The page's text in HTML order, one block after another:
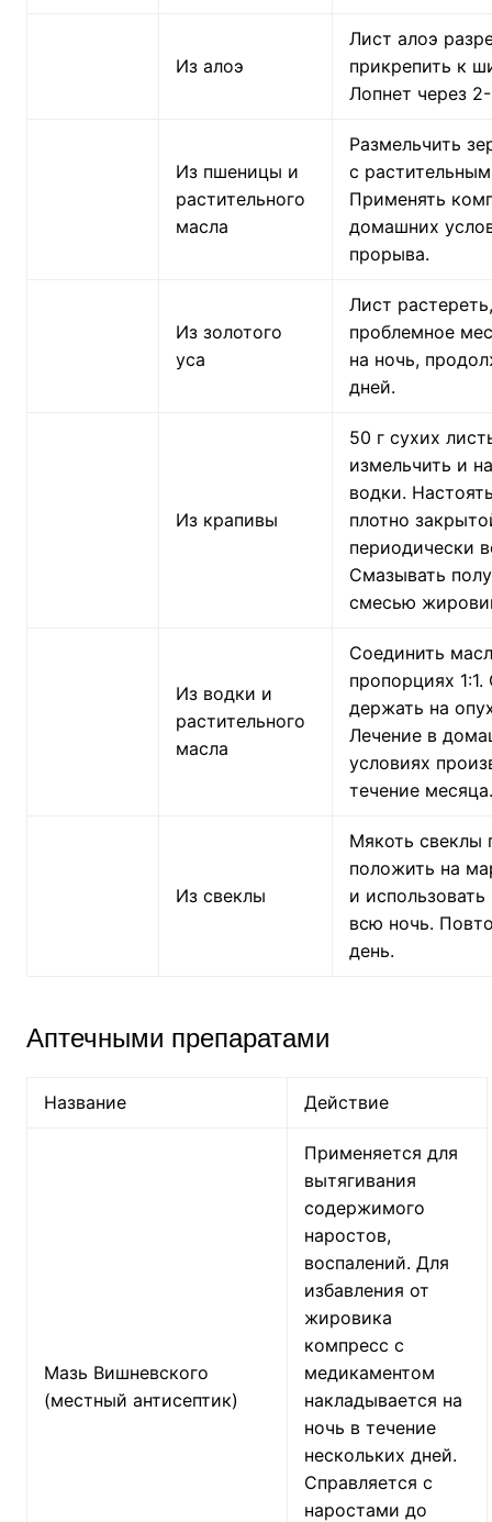
Из алоэ
Лист алоэ
прикрепить к
Лопнет через
Из пшеницы и
растительного
масла
Размельчить
с
Применять
домашних
прорыва.
Из золотого
уса
Лист
проблемное
на ночь,
дней.
Из крапивы
50 г сухих
измельчить и
водки.
плотно
периодически
Смазывать
смесью
Из водки и
растительного
масла
Соединить
пропорциях
держать на
Лечение в
условиях
течение месяца.
Из свеклы
Мякоть свеклы
положить на
и
всю ночь.
день.
Аптечными препаратами
Название Действие
Мазь Вишневского
(местный антисептик)
Применяется для
вытягивания
содержимого
наростов,
воспалений. Для
избавления от
жировика
компресс с
медикаментом
накладывается на
ночь в течение
нескольких дней.
Справляется с
наростами до